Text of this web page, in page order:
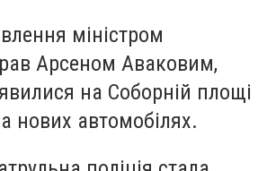
міністром
Арсеном Аваковим,
на Соборній площі
нових автомобілях.